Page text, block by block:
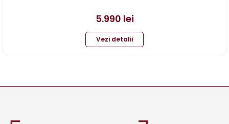
5.990 lei
Vezi detalii